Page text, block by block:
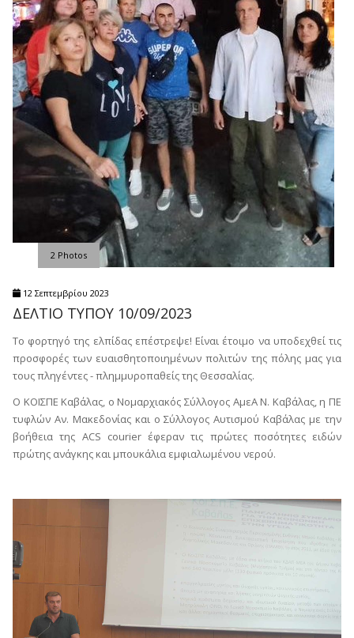
2 Photos
12 Σεπτεμβρίου 2023
ΔΕΛΤΙΟ ΤΥΠΟΥ 10/09/2023
Το φορτηγό της ελπίδας επέστρεψε! Είναι έτοιμο να υποδεχθεί τις
προσφορές των ευαισθητοποιημένων πολιτών της πόλης μας για
τους πληγέντες - πλημμυροπαθείς της Θεσσαλίας.
Ο ΚΟΙΣΠΕ Καβάλας, ο Νομαρχιακός Σύλλογος ΑμεΑ Ν. Καβάλας, η ΠΕ
τυφλών Αν. Μακεδονίας και ο Σύλλογος Αυτισμού Καβάλας με την
βοήθεια της ACS courier έφεραν τις πρώτες ποσότητες ειδών
πρώτης ανάγκης και μπουκάλια εμφιαλωμένου νερού.